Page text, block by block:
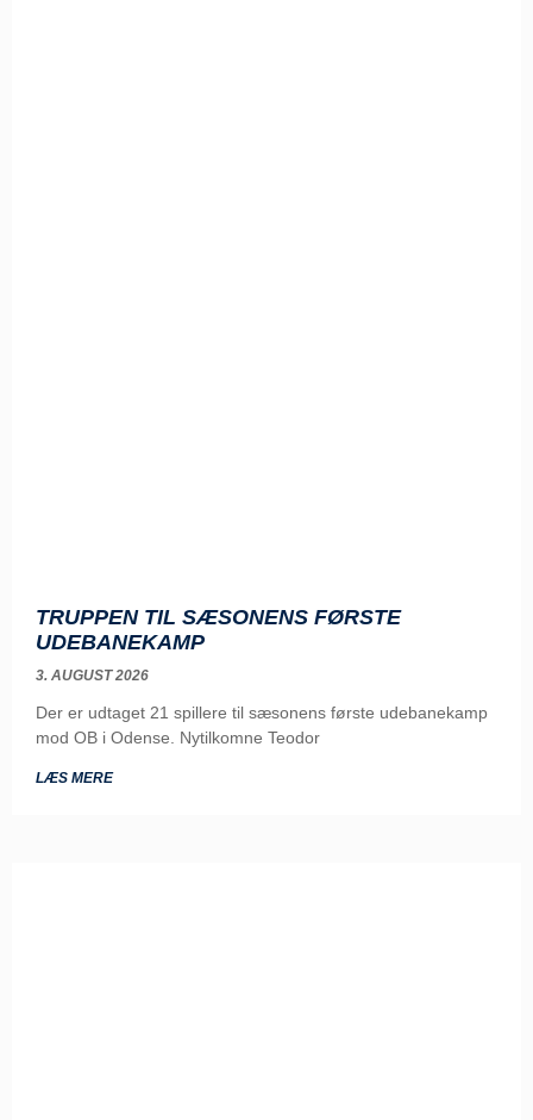
TRUPPEN TIL SÆSONENS FØRSTE
UDEBANEKAMP
3. AUGUST 2026
Der er udtaget 21 spillere til sæsonens første udebanekamp
mod OB i Odense. Nytilkomne Teodor
LÆS MERE